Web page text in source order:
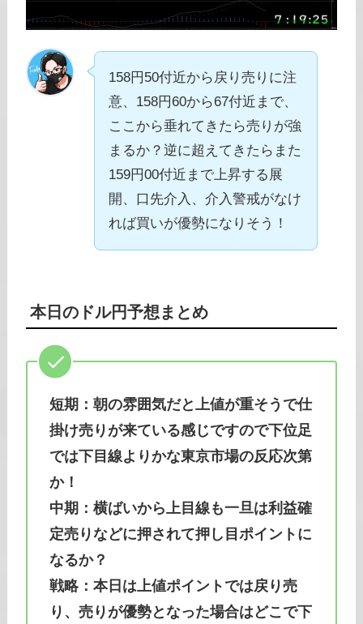
158円50付近から戻り売りに注
意、158円60から67付近まで、
ここから垂れてきたら売りが強
まるか？逆に超えてきたらまた
159円00付近まで上昇する展
開、口先介入、介入警戒がなけ
れば買いが優勢になりそう！
本日のドル円予想まとめ
短期：朝の雰囲気だと上値が重そうで仕
掛け売りが来ている感じですので下位足
では下目線よりかな東京市場の反応次第
か！
中期：横ばいから上目線も一旦は利益確
定売りなどに押されて押し目ポイントに
なるか？
戦略：本日は上値ポイントでは戻り売
り、売りが優勢となった場合はどこで下